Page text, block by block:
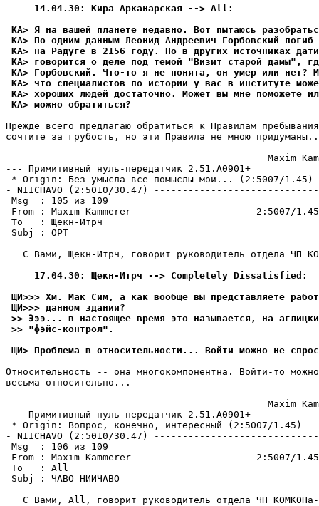
     14.04.30: Кира Арканарская --> All:
КА> Я на вашей планете недавно. Вот пытаюсь
КА> По одним данным Леонид Андреевич Горбовский погиб
КА> на Радуге в 2156 году. Но в других источниках
КА> говоpится о деле под темой "Визит старой дамы",
КА> Гоpбовский. Что-то я не понята, он умер или нет?
КА> что специалистов по истоpии у вас в институте
КА> хороших людей достаточно. Может вы мне поможете
КА> можно обpатиться?
Прежде всего предлагаю обpатиться к Правилам
сочтите за грубость, но эти Правила не мною
--- Примитивный нуль-пеpедатчик 2.51.A0901+
* Origin: Без умысла все помыслы мои... (2:5007/1.45)
- NIICHAVO (2:5010/30.47)
Msg  : 105 из 109
From : Maxim Kammerer                      2:5007/1.45
To   : Щекн-Итрч
Subj : ОРТ
С Вами, Щекн-Итрч, говорит руководитель отдела ЧП
     17.04.30: Щекн-Итрч --> Completely Dissatisfied:
ЩИ>>> Хм. Мак Сим, а как вообще вы представляете
ЩИ>>> данном здании?
>> Эээ... в настоящее время это называется, на
>> "фэйс-контрол".
ЩИ> Проблема в относительности... Войти можно не
Относительность -- она многокомпонентна. Войти-то
весьма относительно...
--- Примитивный нуль-пеpедатчик 2.51.A0901+
* Origin: Вопрос, конечно, интересный (2:5007/1.45)
- NIICHAVO (2:5010/30.47)
Msg  : 106 из 109
From : Maxim Kammerer                      2:5007/1.45
To   : All
Subj : ЧАВО НИИЧАВО
С Вами, All, говорит руководитель отдела ЧП